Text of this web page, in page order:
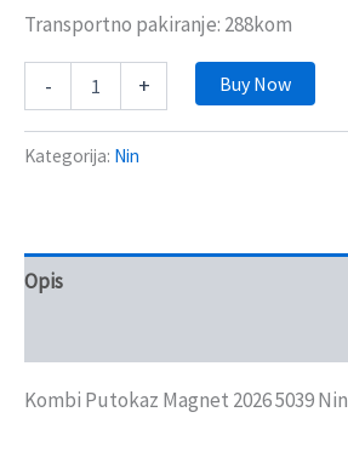
Transportno pakiranje: 288kom
- + Buy Now
Kategorija: Nin
Opis
Kombi Putokaz Magnet 2026 5039 Nin